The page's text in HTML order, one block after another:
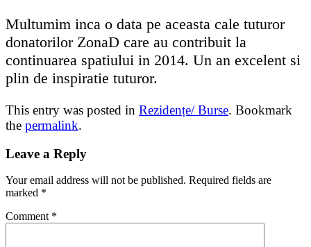
Multumim inca o data pe aceasta cale tuturor
donatorilor ZonaD care au contribuit la
continuarea spatiului in 2014. Un an excelent si
plin de inspiratie tuturor.
This entry was posted in Rezidențe/ Burse. Bookmark
the permalink.
Leave a Reply
Your email address will not be published. Required fields are
marked *
Comment *